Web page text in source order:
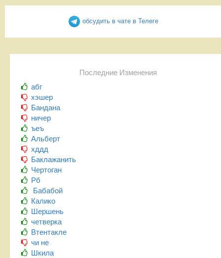
обсудить в чате в Телеге
Последние Изменения
абг
хэшер
Бандана
ничер
ъеъ
Альберт
хддд
Баклажанить
Чертоган
Рб
Бабабой
Калико
Шершень
четверка
Втентакле
чи не
Шкила